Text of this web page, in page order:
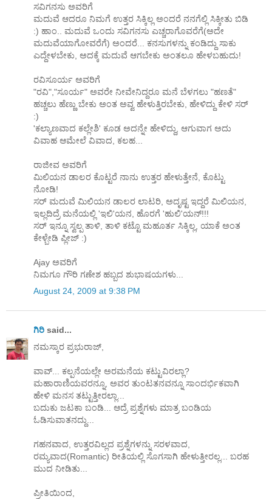
ಸವಿಗನಸು ಅವರಿಗೆ
ಮದುವೆ ಆದರೂ ನಿಮಗೆ ಉತ್ತರ ಸಿಕ್ಕಿಲ್ಲ ಅಂದರೆ ನನಗೆಲ್ಲಿ ಸಿಕ್ಕೀತು ಬಿಡಿ
:) ಹಾಂ.. ಮದುವೆ ಒಂದು ಸವಿಗನಸು ಎಚ್ಚರಾಗೊವರೆಗೆ(ಅದೇ
ಮದುವೆಯಾಗೋವರೆಗೆ) ಅಂದರೆ... ಕನಸುಗಳನ್ನು ಕಂಡಿದ್ದು ಸಾಕು
ಎದ್ದೇಳಬೇಕು, ಅದಕ್ಕೆ ಮದುವೆ ಆಗಬೇಕು ಅಂತಲೂ ಹೇಳಬಹುದು!
ರವಿಸೂರ್ಯ ಅವರಿಗೆ
"ರವಿ","ಸೂರ್ಯ" ಅವರೇ ನೀವೇನಿದ್ದರೂ ಮನೆ ಬೆಳಗಲು "ಹಣತೆ"
ಹಚ್ಚಲು ಹೆಣ್ಣು ಬೇಕು ಅಂತ ಅವ್ವ ಹೇಳುತ್ತಿರಬೇಕು, ಹೇಳಿದ್ದು ಕೇಳಿ ಸರ್
:)
'ಕಲ್ಯಾಣವಾದ ಕಲ್ಲೇಶಿ' ಕೂಡ ಅದನ್ನೇ ಹೇಳಿದ್ದು, ಆಗುವಾಗ ಅದು
ವಿವಾಹ ಆಮೇಲೆ ವಿವಾದ, ಕಲಹ...
ರಾಜೀವ ಅವರಿಗೆ
ಮಿಲಿಯನ ಡಾಲರ ಕೊಟ್ಟರೆ ನಾನು ಉತ್ತರ ಹೇಳುತ್ತೇನೆ, ಕೊಟ್ಟು
ನೋಡಿ!
ಸರ್ ಮದುವೆ ಮಿಲಿಯನ ಡಾಲರ ಲಾಟರಿ, ಅದೃಷ್ಟ ಇದ್ದರೆ ಮಿಲಿಯನ,
ಇಲ್ಲದಿದ್ರೆ ಮನೆಯಲ್ಲಿ 'ಇಲಿ'ಯನ, ಹೊರಗೆ 'ಹುಲಿ'ಯನ್!!!
ಸರ್ ಇನ್ನೂ ಸ್ವಲ್ಪ ತಾಳಿ, ತಾಳಿ ಕಟ್ಟೊ ಮಹೂರ್ತ ಸಿಕ್ಕಿಲ್ಲ, ಯಾಕೆ ಅಂತ
ಕೇಳ್ಬೇಡಿ ಪ್ಲೀಜ್ :)
Ajay ಅವರಿಗೆ
ನಿಮಗೂ ಗೌರಿ ಗಣೇಶ ಹಬ್ಬದ ಶುಭಾಷಯಗಳು...
August 24, 2009 at 9:38 PM
ಗಿರಿ said...
ನಮಸ್ಕಾರ ಪ್ರಭುರಾಜ್,
ವಾವ್... ಕಲ್ಪನೆಯಲ್ಲೇ ಅರಮನೆಯ ಕಟ್ಟುವಿರಲ್ಲಾ?
ಮಹಾರಾಣಿಯವರನ್ನೂ, ಅವರ ತುಂಟತನವನ್ನೂ ಸಾಂದರ್ಭಿಕವಾಗಿ
ಹೇಳಿ ಮನಸ ತಟ್ಟುತ್ತೀರಲ್ಲಾ...
ಬದುಕು ಜಟಕಾ ಬಂಡಿ... ಆದ್ರೆ ಪ್ರಶ್ನೆಗಳು ಮಾತ್ರ ಬಂಡಿಯ
ಓಡಿಸುವಾತನದ್ದು...
ಗಹನವಾದ, ಉತ್ತರವಿಲ್ಲದ ಪ್ರಶ್ನೆಗಳನ್ನು ಸರಳವಾದ,
ರಮ್ಯವಾದ(Romantic) ರೀತಿಯಲ್ಲಿ ಸೊಗಸಾಗಿ ಹೇಳುತ್ತೀರಲ್ಲ... ಬರಹ
ಮುದ ನೀಡಿತು...
ಪ್ರೀತಿಯಿಂದ,